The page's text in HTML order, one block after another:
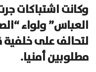
وكانت اشتباكات
العباس” ولواء
لتحالف على خلفية
مطلوبين أمنيا.